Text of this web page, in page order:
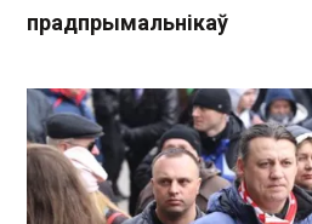
прадпрымальнікаў